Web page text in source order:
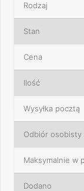
Rodzaj
Stan
Cena
Ilość
Wysyłka pocztą
Odbiór osobisty
Maksymalnie w
Dodano